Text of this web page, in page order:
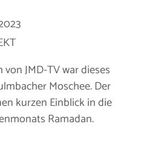
JMD-TV war dieses
Moschee. Der
kurzen Einblick in die
Ramadan.